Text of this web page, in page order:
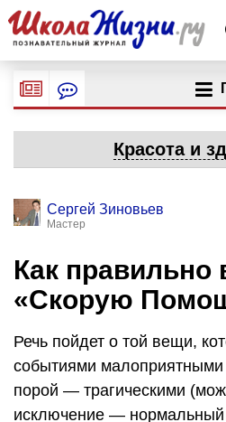
Красота и
Сергей Зиновьев
Мастер
Как правильно
«Скорую
Речь пойдет о той вещи,
событиями
порой — трагическими
исключение — нормальный